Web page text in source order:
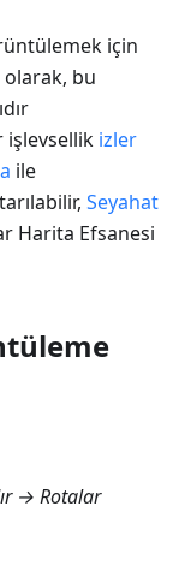
için
olarak, bu
işlevsellik izler
ile
Seyahat
Harita Efsanesi
→ Rotalar